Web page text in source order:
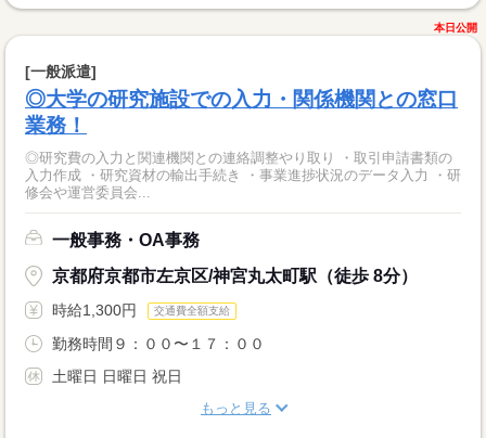
本日公開
[一般派遣]
◎大学の研究施設での入力・関係機関との窓口
業務！
◎研究費の入力と関連機関との連絡調整やり取り ・取引申請書類の
入力作成 ・研究資材の輸出手続き ・事業進捗状況のデータ入力 ・研
修会や運営委員会...
一般事務・OA事務
京都府京都市左京区/神宮丸太町駅（徒歩 8分）
時給1,300円 交通費全額支給
勤務時間９：００〜１７：００
土曜日 日曜日 祝日
もっと見る